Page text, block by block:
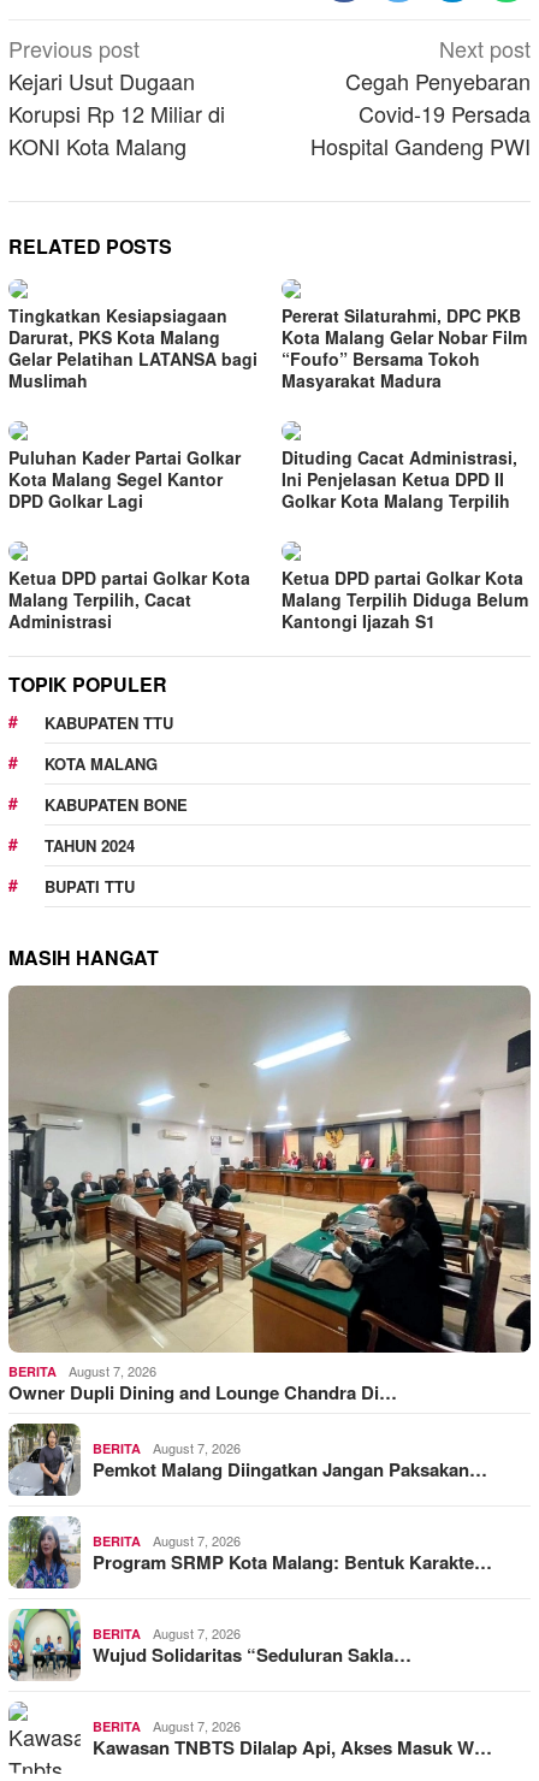
Post
navigation
Previous post
Kejari Usut Dugaan
Korupsi Rp 12 Miliar di
KONI Kota Malang
Next post
Cegah Penyebaran
Covid-19 Persada
Hospital Gandeng PWI
RELATED POSTS
Tingkatkan Kesiapsiagaan
Darurat, PKS Kota Malang
Gelar Pelatihan LATANSA bagi
Muslimah
Pererat Silaturahmi, DPC PKB
Kota Malang Gelar Nobar Film
“Foufo” Bersama Tokoh
Masyarakat Madura
Puluhan Kader Partai Golkar
Kota Malang Segel Kantor
DPD Golkar Lagi
Dituding Cacat Administrasi,
Ini Penjelasan Ketua DPD II
Golkar Kota Malang Terpilih
Ketua DPD partai Golkar Kota
Malang Terpilih, Cacat
Administrasi
Ketua DPD partai Golkar Kota
Malang Terpilih Diduga Belum
Kantongi Ijazah S1
TOPIK POPULER
KABUPATEN TTU
KOTA MALANG
KABUPATEN BONE
TAHUN 2024
BUPATI TTU
MASIH HANGAT
BERITA August 7, 2026
Owner Dupli Dining and Lounge Chandra Di…
BERITA August 7, 2026
Pemkot Malang Diingatkan Jangan Paksakan…
BERITA August 7, 2026
Program SRMP Kota Malang: Bentuk Karakte…
BERITA August 7, 2026
Wujud Solidaritas “Seduluran Sakla…
BERITA August 7, 2026
Kawasan TNBTS Dilalap Api, Akses Masuk W…